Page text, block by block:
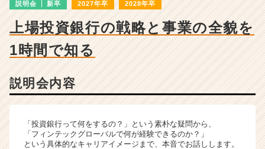
細
ベ
成
長
業
か
説明会 新卒 2027年卒 2028年卒
上場投資銀行の戦略と事業の全貌を
1時間で知る
説明会内容
「投資銀行って何をするの？」という素朴な疑問から、
「フィンテックグローバルで何が経験できるのか？」
という具体的なキャリアイメージまで、本音でお話しします。